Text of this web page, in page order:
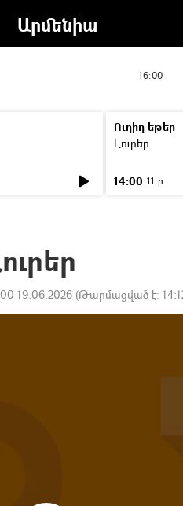
Արմենիա
16:00
Ուղիղ եթեր
Լուրեր
14:00 11 ր
19.06.2026 (Թարմացված է: